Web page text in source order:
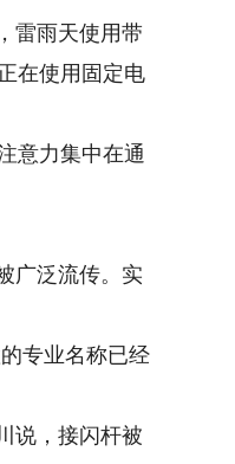
雷雨天使用带
在使用固定电
意力集中在通
广泛流传。实
专业名称已经
说，接闪杆被